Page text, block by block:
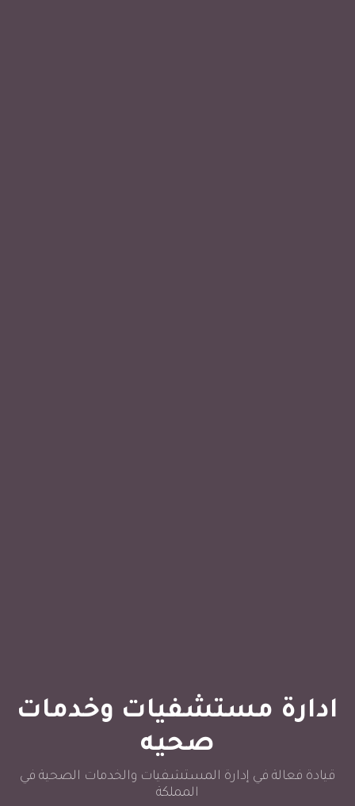
ادارة مستشفيات وخدمات
صحيه
قيادة فعالة في إدارة المستشفيات والخدمات الصحية في
المملكة